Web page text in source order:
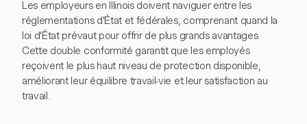
Les employeurs en Illinois doivent naviguer entre les
réglementations d'État et fédérales, comprenant quand la
loi d'État prévaut pour offrir de plus grands avantages.
Cette double conformité garantit que les employés
reçoivent le plus haut niveau de protection disponible,
améliorant leur équilibre travail-vie et leur satisfaction au
travail.